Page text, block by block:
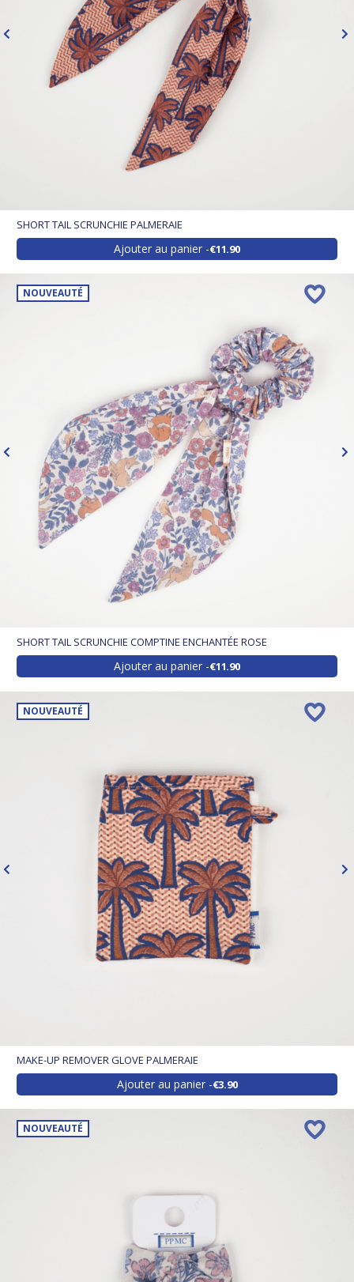
SHORT TAIL SCRUNCHIE PALMERAIE
Ajouter au panier €11.90
NOUVEAUTÉ
SHORT TAIL SCRUNCHIE COMPTINE ENCHANTÉE ROSE
Ajouter au panier €11.90
NOUVEAUTÉ
MAKE-UP REMOVER GLOVE PALMERAIE
Ajouter au panier €3.90
NOUVEAUTÉ